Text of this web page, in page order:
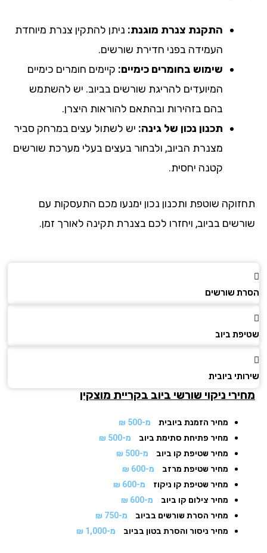
התקנת צנרת מוגנת:ניתן להתקין צנרת מיוחדת
העמידה בפני חדירת שורשים.
שימוש בחומרים כימיים:קיימים חומרים כימיים
המיועדים להריגת שורשים בביוב. יש להשתמש
בהם בזהירות ובהתאם להוראות היצרן.
תכנון נכון של גינה:יש לשתול עצים במרחק סביר
מצנרת הביוב, ולבחור בעצים בעלי מערכת שורשים
קטנה יחסית.
שוטפת ותכנון נכון ימנעו מכם התעסקות עם
בביוב, ויחזרו לכם בצנרת תקינה לאורך זמן.
שורשים
ביוב
ביובית
ניקוי שורשי ביובבקריית מוצקין
מחיר הזמנת ביובית
מ-500 ₪
מחיר פתיחת סתימת ביוב
מ-500 ₪
מחיר שטיפת קו ביוב
מ-500 ₪
מחיר שטיפת מרזב
מ-600 ₪
מחיר שטיפת קו ניקוז
מ-600 ₪
מחיר צילום קו ביוב
מ-600 ₪
מחיר הסרת שורשים בביוב
מ-750 ₪
מחיר ניסור והסרת בטון בביוב
מ-1,000 ₪